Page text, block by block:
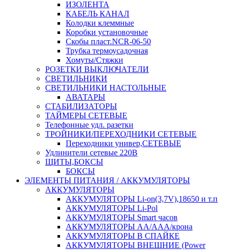
ИЗОЛЕНТА
КАБЕЛЬ КАНАЛ
Колодки клеммные
Коробки установочные
Скобы пласт.NCR-06-50
Трубка термоусадочная
Хомуты/Стяжки
РОЗЕТКИ ВЫКЛЮЧАТЕЛИ
СВЕТИЛЬНИКИ
СВЕТИЛЬНИКИ НАСТОЛЬНЫЕ
АВАТАРЫ
СТАБИЛИЗАТОРЫ
ТАЙМЕРЫ СЕТЕВЫЕ
Телефонные удл. разетки
ТРОЙНИКИ/ПЕРЕХОДНИКИ СЕТЕВЫЕ
Переходники универ,СЕТЕВЫЕ
Удлинители сетевые 220В
ЩИТЫ,БОКСЫ
БОКСЫ
ЭЛЕМЕНТЫ ПИТАНИЯ / АККУМУЛЯТОРЫ
АККУМУЛЯТОРЫ
АККУМУЛЯТОРЫ Li-on(3,7V),18650 и т.п
АККУМУЛЯТОРЫ Li-Pol
АККУМУЛЯТОРЫ Smart часов
АККУМУЛЯТОРЫ АА/ААА/крона
АККУМУЛЯТОРЫ В СПАЙКЕ
АККУМУЛЯТОРЫ ВНЕШНИЕ (Power